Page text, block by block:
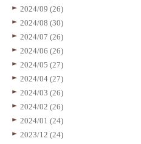
2024/09 (26)
2024/08 (30)
2024/07 (26)
2024/06 (26)
2024/05 (27)
2024/04 (27)
2024/03 (26)
2024/02 (26)
2024/01 (24)
2023/12 (24)